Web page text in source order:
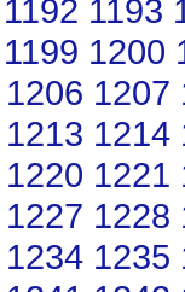
1192 1193
1199 1200
1206 1207
1213 1214
1220 1221
1227 1228
1234 1235